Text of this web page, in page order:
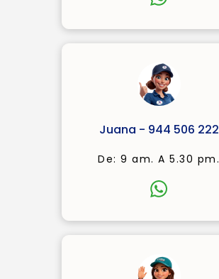
Juana - 944 506 222
De: 9 am. A 5.30 pm.